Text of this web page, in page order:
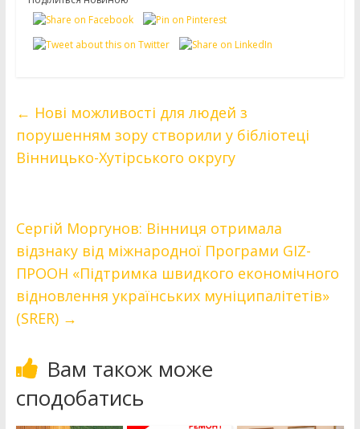
← Нові можливості для людей з
порушенням зору створили у бібліотеці
Вінницько-Хутірського округу
Сергій Моргунов: Вінниця отримала
відзнаку від міжнародної Програми GIZ-
ПРООН «Підтримка швидкого економічного
відновлення українських муніципалітетів»
(SRER) →
Вам також може
сподобатись